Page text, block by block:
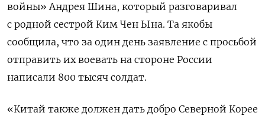
войны» Андрея Шина, который разговаривал
с родной сестрой Ким Чен Ына. Та якобы
сообщила, что за один день заявление с просьбой
отправить их воевать на стороне России
написали 800 тысяч солдат.
«Китай также должен дать добро Северной Корее